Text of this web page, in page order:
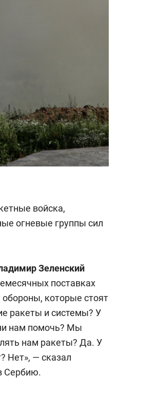
войска,
огневые группы сил
Зеленский
поставках
которые стоят
ракеты и системы? У
нам помочь? Мы
нам ракеты? Да. У
Нет», — сказал
Сербию.